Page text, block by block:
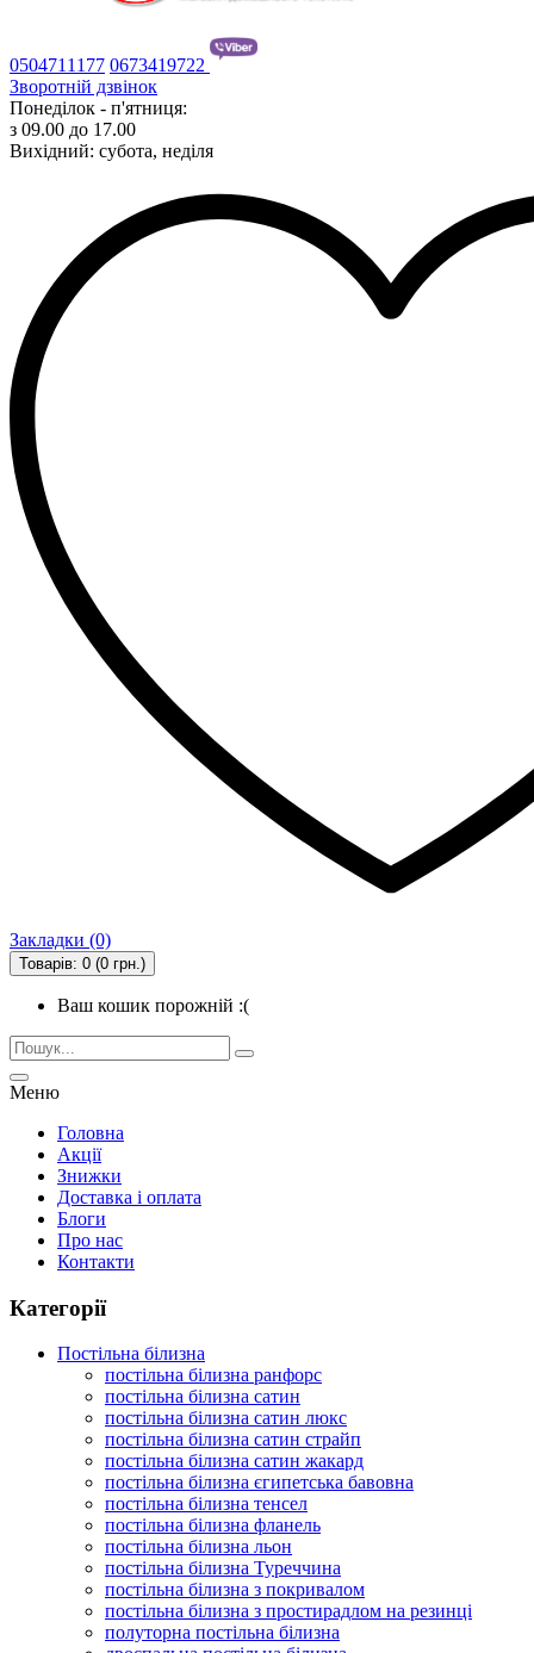
0504711177 0673419722
Зворотній дзвінок
Понеділок - п'ятниця:
з 09.00 до 17.00
Вихідний: субота, неділя
Закладки (0)
Товарів: 0 (0 грн.)
Ваш кошик порожній :(
Меню
Головна
Акції
Знижки
Доставка і оплата
Блоги
Про нас
Контакти
Категорії
Постільна білизна
постільна білизна ранфорс
постільна білизна сатин
постільна білизна сатин люкс
постільна білизна сатин страйп
постільна білизна сатин жакард
постільна білизна єгипетська бавовна
постільна білизна тенсел
постільна білизна фланель
постільна білизна льон
постільна білизна Туреччина
постільна білизна з покривалом
постільна білизна з простирадлом на резинці
полуторна постільна білизна